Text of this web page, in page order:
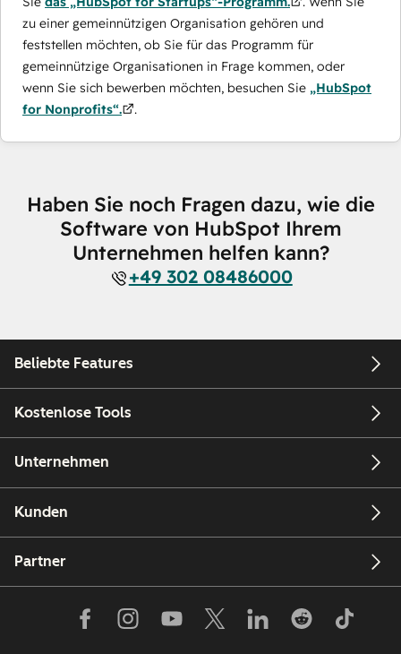
zu einer gemeinnützigen Organisation gehören und
feststellen möchten, ob Sie für das Programm für
gemeinnützige Organisationen in Frage kommen, oder
wenn Sie sich bewerben möchten, besuchen Sie „HubSpot
for Nonprofits“.
.
Haben Sie noch Fragen dazu, wie die
Software von HubSpot Ihrem
Unternehmen helfen kann?
+49 302 08486000
Beliebte Features
Kostenlose Tools
Unternehmen
Kunden
Partner